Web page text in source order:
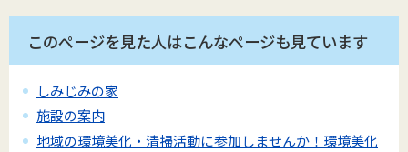
このページを見た人はこんなページも見ています
しみじみの家
施設の案内
地域の環境美化・清掃活動に参加しませんか！環境美化